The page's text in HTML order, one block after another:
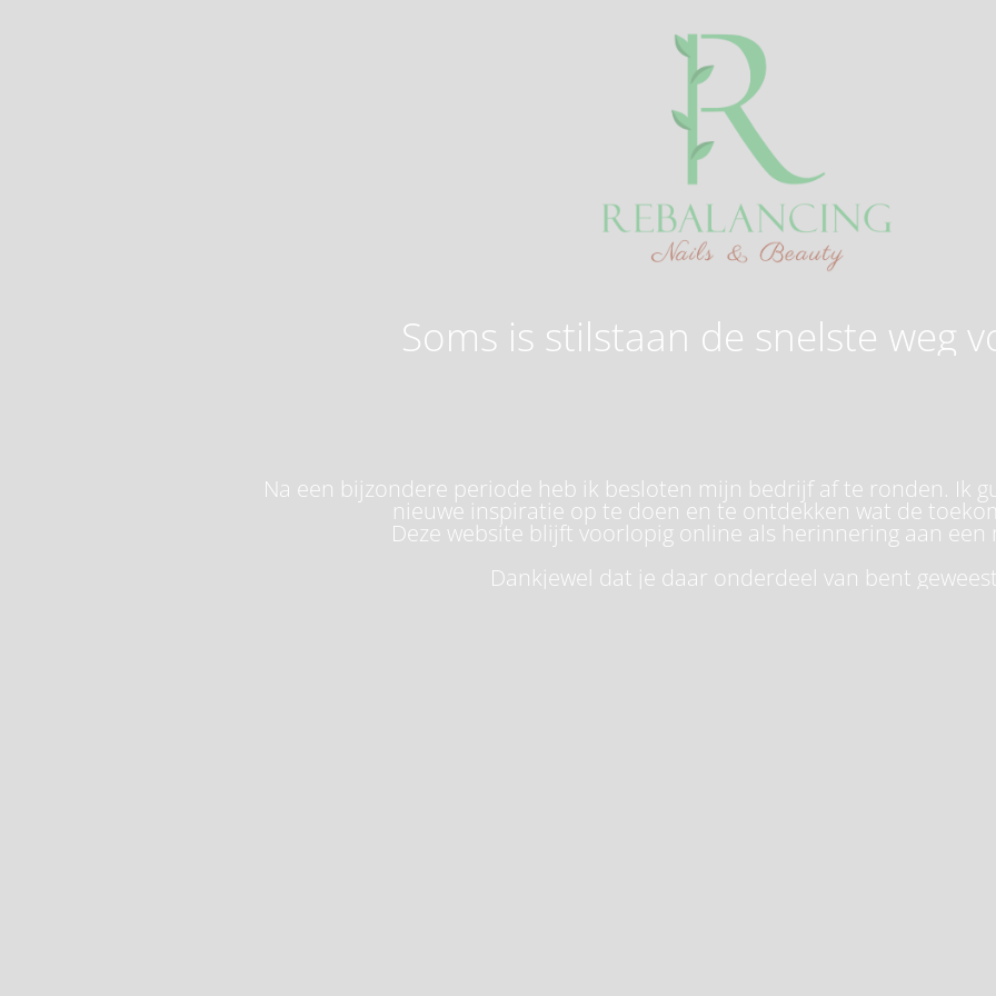
Soms is stilstaan de snelste weg
Na een bijzondere periode heb ik besloten mijn bedrijf af te ronden. Ik
nieuwe inspiratie op te doen en te ontdekken wat de
Deze website blijft voorlopig online als herinnering aan een
Dankjewel dat je daar onderdeel van bent